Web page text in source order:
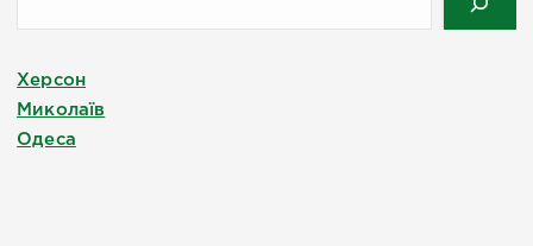
Херсон
Миколаїв
Одеса